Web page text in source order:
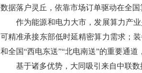
数据落户灵丘，依靠市场订单驱动在全国
作为能源和电力大市，发展算力产
可精准承接东部低时延精密算力需求；
和全国“西电东送”“北电南送”的重要通
基于诸多优势，大同吸引来自中联